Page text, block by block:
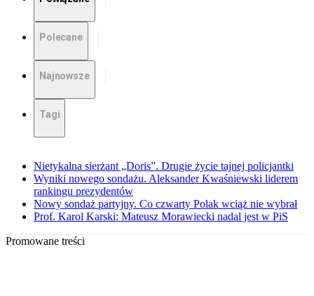
Polecane
Najnowsze
Tagi
Nietykalna sierżant „Doris”. Drugie życie tajnej policjantki
Wyniki nowego sondażu. Aleksander Kwaśniewski liderem
rankingu prezydentów
Nowy sondaż partyjny. Co czwarty Polak wciąż nie wybrał
Prof. Karol Karski: Mateusz Morawiecki nadal jest w PiS
Promowane treści